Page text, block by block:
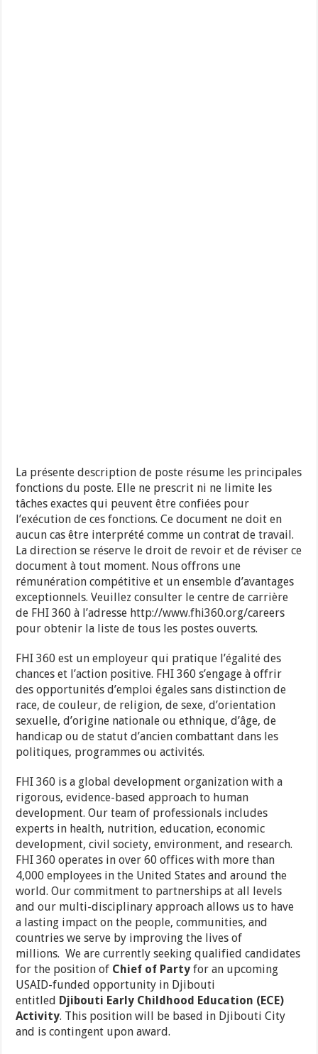
La présente description de poste résume les principales
fonctions du poste. Elle ne prescrit ni ne limite les
tâches exactes qui peuvent être confiées pour
l’exécution de ces fonctions. Ce document ne doit en
aucun cas être interprété comme un contrat de travail.
La direction se réserve le droit de revoir et de réviser ce
document à tout moment. Nous offrons une
rémunération compétitive et un ensemble d’avantages
exceptionnels. Veuillez consulter le centre de carrière
de FHI 360 à l’adresse http://www.fhi360.org/careers
pour obtenir la liste de tous les postes ouverts.
FHI 360 est un employeur qui pratique l’égalité des
chances et l’action positive. FHI 360 s’engage à offrir
des opportunités d’emploi égales sans distinction de
race, de couleur, de religion, de sexe, d’orientation
sexuelle, d’origine nationale ou ethnique, d’âge, de
handicap ou de statut d’ancien combattant dans les
politiques, programmes ou activités.
FHI 360 is a global development organization with a
rigorous, evidence-based approach to human
development. Our team of professionals includes
experts in health, nutrition, education, economic
development, civil society, environment, and research.
FHI 360 operates in over 60 offices with more than
4,000 employees in the United States and around the
world. Our commitment to partnerships at all levels
and our multi-disciplinary approach allows us to have
a lasting impact on the people, communities, and
countries we serve by improving the lives of
millions. We are currently seeking qualified candidates
for the position of Chief of Party for an upcoming
USAID-funded opportunity in Djibouti
entitled Djibouti Early Childhood Education (ECE)
Activity. This position will be based in Djibouti City
and is contingent upon award.